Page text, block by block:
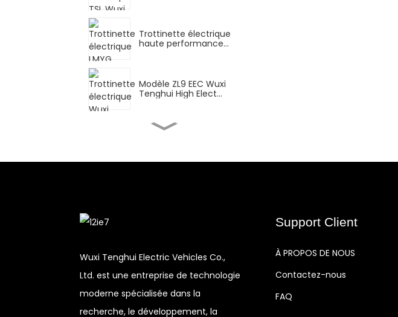
Trottinette électrique
haute performance
Modèle ZL9 EEC Wuxi
Tenghui High Elect...
Moto électrique haute
haute performance
Wuxi Tenghui Electric Vehicles Co.,
Ltd. est une entreprise de technologie
moderne spécialisée dans la
recherche, le développement, la
Support Client
À PROPOS DE NOUS
Contactez-nous
FAQ